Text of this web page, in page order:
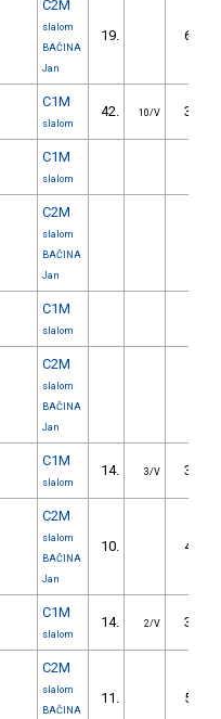
C2M
slalom
BAČINA
Jan
19. 60.82
C1M
slalom
42. 10/V 34.44
C1M
slalom
C2M
slalom
BAČINA
Jan
C1M
slalom
C2M
slalom
BAČINA
Jan
C1M
slalom
14. 3/V 33.90
C2M
slalom
BAČINA
Jan
10. 42.30
C1M
slalom
14. 2/V 34.00
C2M
slalom
BAČINA
11. 56.20